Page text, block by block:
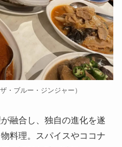
・ブルー・ジンジャー）
融合し、独自の進化を遂
料理。スパイスやココナ